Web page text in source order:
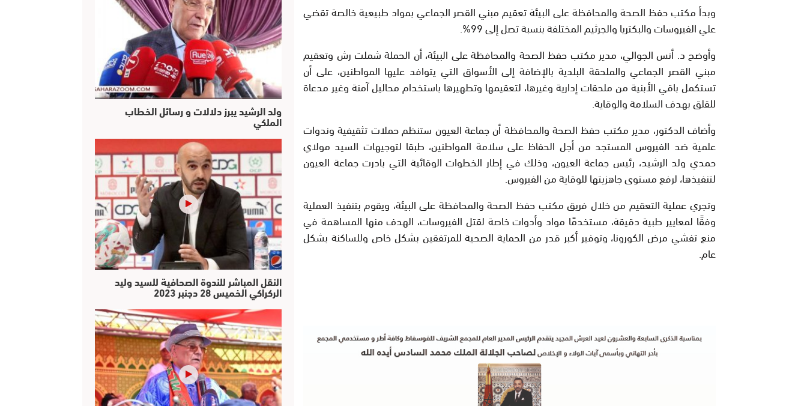
وبدأ مكتب حفظ الصحة والمحافظة على البيئة تعقيم مبني القصر الجماعي بمواد طبيعية خالصة تقضي
علي الفيروسات والبكتريا والجرثيم المختلفة بنسبة تصل إلى 99%.
وأوضح د. أنس الجوالي، مدير مكتب حفظ الصحة والمحافظة على البيئة، أن الحملة شملت رش وتعقيم
مبني القصر الجماعي والملحقة البلدية بالإضافة إلى الأسواق التي يتوافد عليها المواطنين، على أن
تستكمل باقي الأبنية من ملحقات إدارية وغيرها، لتعقيمها وتطهيرها باستخدام محاليل آمنة وغير مدعاة
للقلق بهدف السلامة والوقاية.
وأضاف الدكتور، مدير مكتب حفظ الصحة والمحافظة أن جماعة العيون ستنظم حملات تثقيفية وندوات
علمية ضد الفيروس المستجد من أجل الحفاظ على سلامة المواطنين، طبقا لتوجيهات السيد مولاي
حمدي ولد الرشيد، رئيس جماعة العيون، وذلك في إطار الخطوات الوقائية التي بادرت جماعة العيون
لتنفيذها، لرفع مستوى جاهزيتها للوقاية من الفيروس.
وتجري عملية التعقيم من خلال فريق مكتب حفظ الصحة والمحافظة على البيئة، ويقوم بتنفيذ العملية
وفقًا لمعايير طبية دقيقة، مستخدمًا مواد وأدوات خاصة لقتل الفيروسات، الهدف منها المساهمة في
منع تفشي مرض الكورونا، وتوفير أكبر قدر من الحماية الصحية للمرتفقين بشكل خاص وللساكنة بشكل
عام.
ولد الرشيد يبرز دلالات و رسائل الخطاب
الملكي
النقل المباشر للندوة الصحافية للسيد وليد
الركراكي الخميس 28 دجنبر 2023